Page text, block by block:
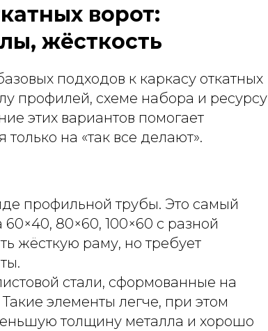
ворот:
жёсткость
подходов к каркасу откатных
профилей, схеме набора и ресурсу
этих вариантов помогает
на «так все делают».
профильной трубы. Это самый
80×60, 100×60 с разной
жёсткую раму, но требует
стали, сформованные на
элементы легче, при этом
толщину металла и хорошо